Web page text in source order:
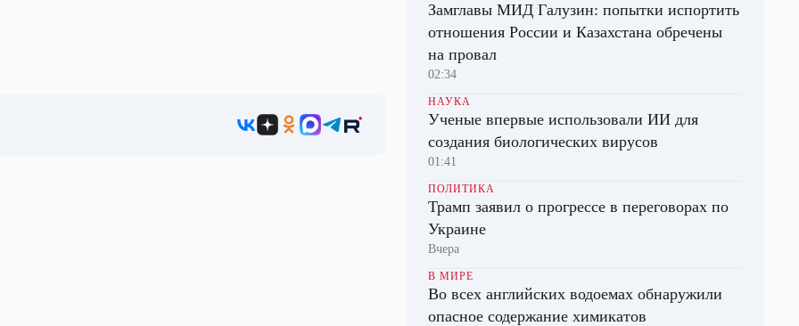
Замглавы МИД Галузин: попытки испортить
отношения России и Казахстана обречены
на провал
02:34
НАУКА
Ученые впервые использовали ИИ для
создания биологических вирусов
01:41
ПОЛИТИКА
Трамп заявил о прогрессе в переговорах по
Украине
Вчера
В МИРЕ
Во всех английских водоемах обнаружили
опасное содержание химикатов